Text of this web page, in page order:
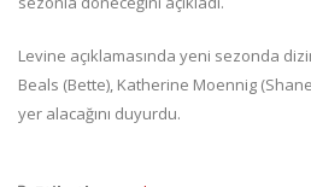
Levine açıklamasında yeni sezonda
Beals (Bette), Katherine Moennig
yer alacağını duyurdu.